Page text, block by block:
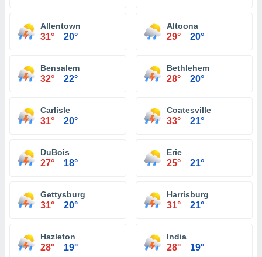
Allentown
31° 20°
Altoona
29° 20°
Bensalem
32° 22°
Bethlehem
28° 20°
Carlisle
31° 20°
Coatesville
33° 21°
DuBois
27° 18°
Erie
25° 21°
Gettysburg
31° 20°
Harrisburg
31° 21°
Hazleton
28° 19°
India
28° 19°